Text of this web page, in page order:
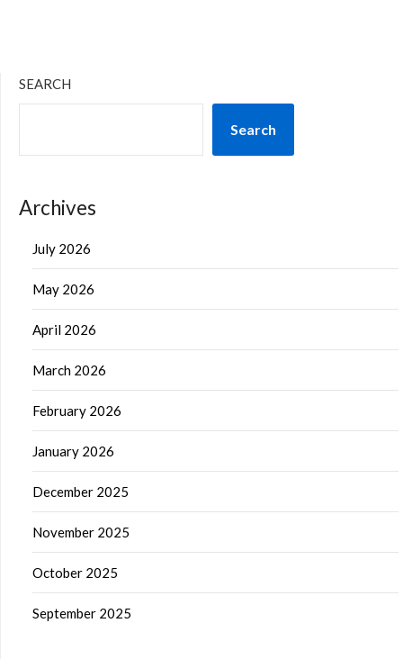
SEARCH
Search
Archives
July 2026
May 2026
April 2026
March 2026
February 2026
January 2026
December 2025
November 2025
October 2025
September 2025